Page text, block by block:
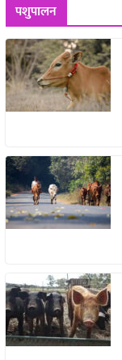
पशुपालन